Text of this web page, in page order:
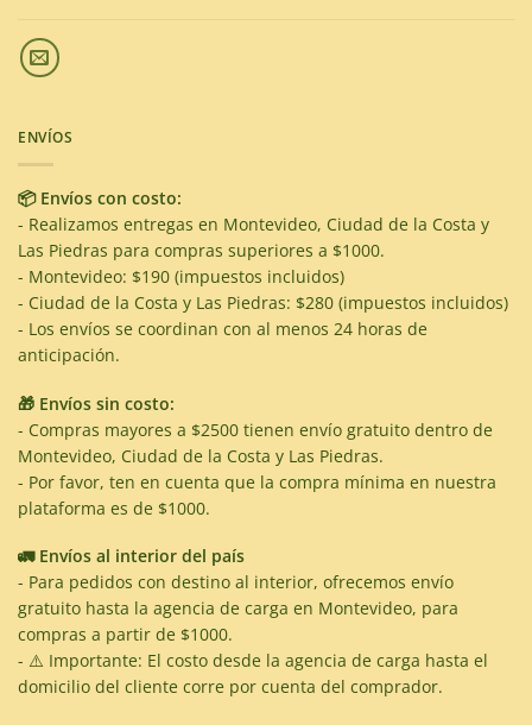
ENVÍOS
📦 Envíos con costo:
- Realizamos entregas en Montevideo, Ciudad de la Costa y
Las Piedras para compras superiores a $1000.
- Montevideo: $190 (impuestos incluidos)
- Ciudad de la Costa y Las Piedras: $280 (impuestos incluidos)
- Los envíos se coordinan con al menos 24 horas de
anticipación.
🎁 Envíos sin costo:
- Compras mayores a $2500 tienen envío gratuito dentro de
Montevideo, Ciudad de la Costa y Las Piedras.
- Por favor, ten en cuenta que la compra mínima en nuestra
plataforma es de $1000.
🚛 Envíos al interior del país
- Para pedidos con destino al interior, ofrecemos envío
gratuito hasta la agencia de carga en Montevideo, para
compras a partir de $1000.
- ⚠️ Importante: El costo desde la agencia de carga hasta el
domicilio del cliente corre por cuenta del comprador.